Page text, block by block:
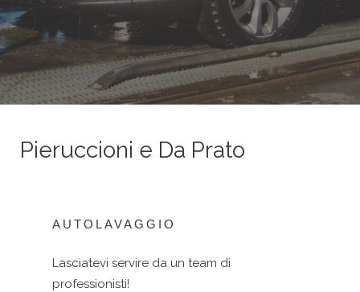
Pieruccioni e Da Prato
AUTOLAVAGGIO
Lasciatevi servire da un team di
professionisti!